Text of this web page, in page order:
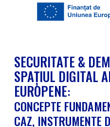
SECURITATE &
SPAȚIUL DIGITAL
EUROPENE:
CONCEPTE
CAZ, INSTRUMENTE